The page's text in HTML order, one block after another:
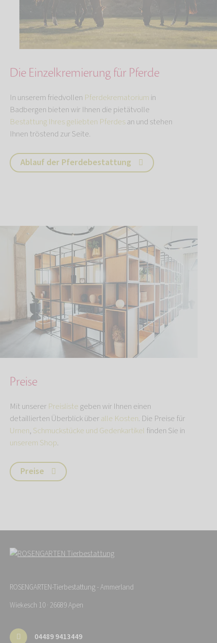
Die Einzelkremierung für Pferde
In unserem friedvollen Pferdekrematorium in
Badbergen bieten wir Ihnen die pietätvolle
Bestattung Ihres geliebten Pferdesan und stehen
Ihnen tröstend zur Seite.
Ablauf der Pferdebestattung
Preise
Mit unserer Preisliste geben wir Ihnen einen
detaillierten Überblick überalle Kosten. Die Preise für
Urnen, Schmuckstücke und Gedenkartikel finden Sie in
unserem Shop.
Preise
ROSENGARTEN-Tierbestattung - Ammerland
Wiekesch 10 · 26689 Apen
04489 9413449